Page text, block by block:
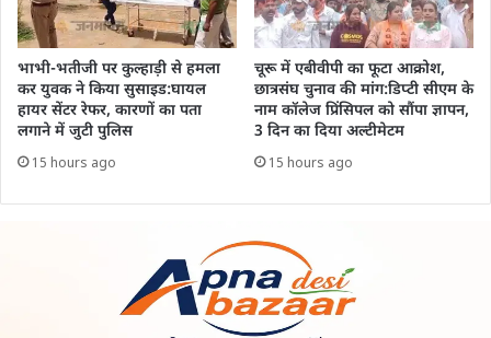
भाभी-भतीजी पर कुल्हाड़ी से हमला
कर युवक ने किया सुसाइड:घायल
हायर सेंटर रेफर, कारणों का पता
लगाने में जुटी पुलिस
15 hours ago
चूरू में एबीवीपी का फूटा आक्रोश,
छात्रसंघ चुनाव की मांग:डिप्टी सीएम के
नाम कॉलेज प्रिंसिपल को सौंपा ज्ञापन,
3 दिन का दिया अल्टीमेटम
15 hours ago